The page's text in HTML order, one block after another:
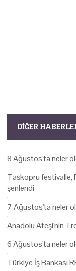
DIĞER
8 Ağustos'ta neler
Taşköprü festivalle,
şenlendi
7 Ağustos'ta neler
Anadolu Ateşi'nin
6 Ağustos'ta neler
Türkiye İş Bankası